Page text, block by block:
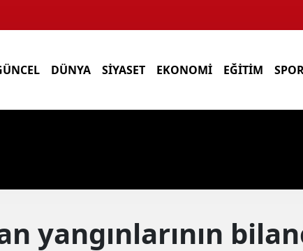
DÜNYA SİYASET EKONOMİ EĞİTİM
yangınlarının